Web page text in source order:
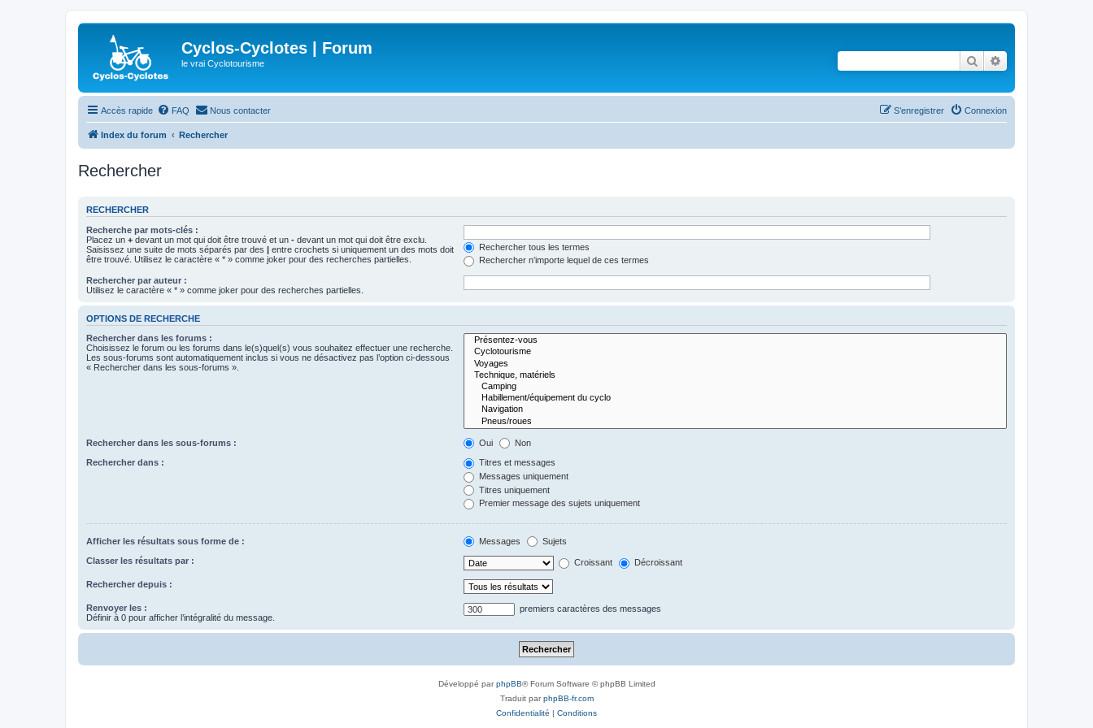
Cyclos-Cyclotes | Forum
le vrai Cyclotourisme Rechercher
Accès rapide FAQ Nous contacter Connexion
S’enregistrer
Index du forum Rechercher
Rechercher
RECHERCHER
Recherche par mots-clés :
Placez un + devant un mot qui doit être trouvé et un - devant un mot qui doit être exclu.
Saisissez une suite de mots séparés par des | entre crochets si uniquement un des mots doit
être trouvé. Utilisez le caractère « * » comme joker pour des recherches partielles.
Rechercher tous les termes
Rechercher n’importe lequel de ces termes
Rechercher par auteur :
Utilisez le caractère « * » comme joker pour des recherches partielles.
OPTIONS DE RECHERCHE
Rechercher dans les forums :
Choisissez le forum ou les forums dans le(s)quel(s) vous souhaitez effectuer une recherche.
Les sous-forums sont automatiquement inclus si vous ne désactivez pas l’option ci-dessous
« Rechercher dans les sous-forums ».
Rechercher dans les sous-forums : Oui Non
Rechercher dans :
Titres et messages
Messages uniquement
Titres uniquement
Premier message des sujets uniquement
Afficher les résultats sous forme de : Messages Sujets
Classer les résultats par : Croissant Décroissant
Rechercher depuis :
Renvoyer les :
Définir à 0 pour afficher l’intégralité du message.
premiers caractères des messages
Développé parphpBB® Forum Software © phpBB Limited
Traduit parphpBB-fr.com
Confidentialité
Conditions